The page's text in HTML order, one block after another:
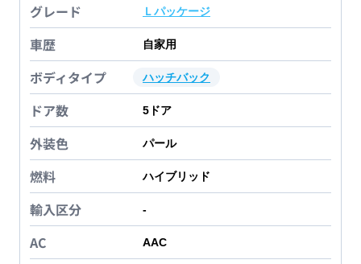
グレード Ｌパッケージ
車歴 自家用
ボディタイプ ハッチバック
ドア数 5 ドア
外装色 パール
燃料 ハイブリッド
輸入区分 -
AC AAC